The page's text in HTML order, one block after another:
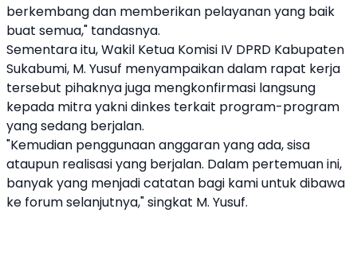
berkembang dan memberikan pelayanan yang baik
buat semua," tandasnya.
Sementara itu, Wakil Ketua Komisi IV DPRD Kabupaten
Sukabumi, M. Yusuf menyampaikan dalam rapat kerja
tersebut pihaknya juga mengkonfirmasi langsung
kepada mitra yakni dinkes terkait program-program
yang sedang berjalan.
"Kemudian penggunaan anggaran yang ada, sisa
ataupun realisasi yang berjalan. Dalam pertemuan ini,
banyak yang menjadi catatan bagi kami untuk dibawa
ke forum selanjutnya," singkat M. Yusuf.